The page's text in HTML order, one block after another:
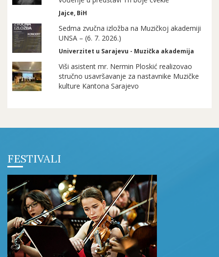
Jajce, BiH
Sedma zvučna izložba na Muzičkoj akademiji
UNSA – (6. 7. 2026.)
Univerzitet u Sarajevu - Muzička akademija
Viši asistent mr. Nermin Ploskić realizovao
stručno usavršavanje za nastavnike Muzičke
kulture Kantona Sarajevo
FESTIVALI